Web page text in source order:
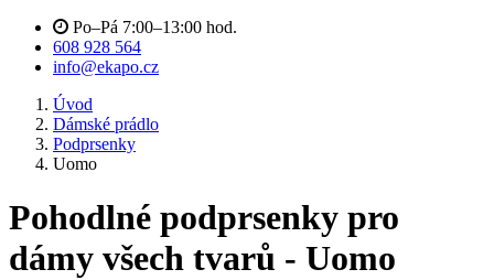
Po–Pá 7:00–13:00 hod.
608 928 564
info@ekapo.cz
Úvod
Dámské prádlo
Podprsenky
Uomo
Pohodlné podprsenky pro
dámy všech tvarů - Uomo